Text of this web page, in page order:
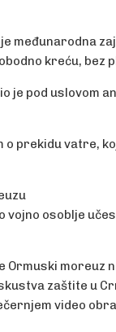
međunarodna
kreću, bez
je pod uslovom
o prekidu vatre,
vojno osoblje
Ormuski moreuz
zaštite u
video